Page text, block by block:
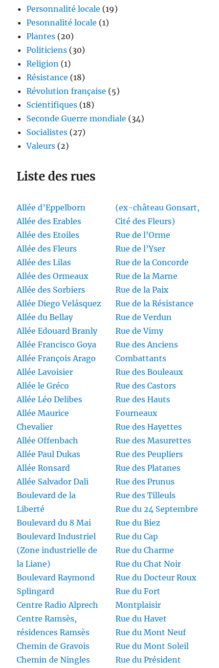
Personnalité locale (19)
Pesonnalité locale (1)
Plantes (20)
Politiciens (30)
Religion (1)
Résistance (18)
Révolution française (5)
Scientifiques (18)
Seconde Guerre mondiale (34)
Socialistes (27)
Valeurs (2)
Liste des rues
Allée d’Eppelborn
Allée des Erables
Allée des Etoiles
Allée des Fleurs
Allée des Lilas
Allée des Ormeaux
Allée des Sorbiers
Allée Diego Velásquez
Allée du Bellay
Allée Edouard Branly
Allée Francisco Goya
Allée François Arago
Allée Lavoisier
Allée le Gréco
Allée Léo Delibes
Allée Maurice
Chevalier
Allée Offenbach
Allée Paul Dukas
Allée Ronsard
Allée Salvador Dali
Boulevard de la
Liberté
Boulevard du 8 Mai
Boulevard Industriel
(Zone industrielle de
la Liane)
Boulevard Raymond
Splingard
Centre Radio Alprech
Centre Ramsès,
résidences Ramsès
Chemin de Gravois
Chemin de Ningles
(ex-château Gonsart,
Cité des Fleurs)
Rue de l’Orme
Rue de l’Yser
Rue de la Concorde
Rue de la Marne
Rue de la Paix
Rue de la Résistance
Rue de Verdun
Rue de Vimy
Rue des Anciens
Combattants
Rue des Bouleaux
Rue des Castors
Rue des Hauts
Fourneaux
Rue des Hayettes
Rue des Masurettes
Rue des Peupliers
Rue des Platanes
Rue des Prunus
Rue des Tilleuls
Rue du 24 Septembre
Rue du Biez
Rue du Cap
Rue du Charme
Rue du Chat Noir
Rue du Docteur Roux
Rue du Fort
Montplaisir
Rue du Havet
Rue du Mont Neuf
Rue du Mont Soleil
Rue du Président